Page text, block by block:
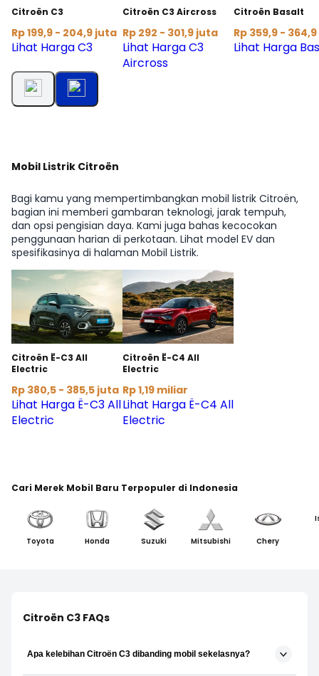
Citroën C3
Rp 199,9 - 204,9 juta
Lihat Harga C3
Citroën C3 Aircross
Rp 292 - 301,9 juta
Lihat Harga C3
Aircross
Citroën Basalt
Rp 359,9 -
Lihat Harga
Mobil Listrik Citroën
Bagi kamu yang mempertimbangkan mobil listrik Citroën,
bagian ini memberi gambaran teknologi, jarak tempuh,
dan opsi pengisian daya. Kami juga bahas kecocokan
penggunaan harian di perkotaan. Lihat model EV dan
spesifikasinya di halaman Mobil Listrik.
Citroën Ë-C3 All
Electric
Rp 380,5 - 385,5 juta
Lihat Harga Ë-C3 All
Electric
Citroën Ë-C4 All
Electric
Rp 1,19 miliar
Lihat Harga Ë-C4 All
Electric
Cari Merek Mobil Baru Terpopuler di Indonesia
Toyota Honda Suzuki Mitsubishi Chery
Citroën C3 FAQs
Apa kelebihan Citroën C3 dibanding mobil sekelasnya?